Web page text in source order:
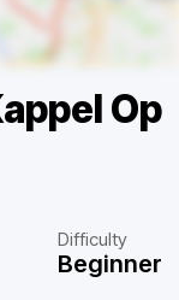
Op
Difficulty
Beginner